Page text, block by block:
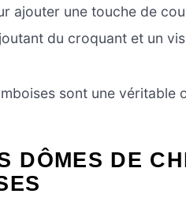
ajouter une touche de
du croquant et un
sont une véritable
DÔMES DE